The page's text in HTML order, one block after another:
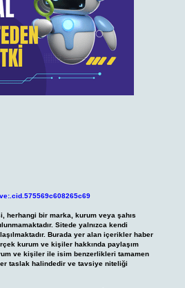
herhangi bir marka, kurum veya şahıs
Sitede yalnızca kendi
Burada yer alan içerikler haber
kurum ve kişiler hakkında paylaşım
ve kişiler ile isim benzerlikleri tamamen
taslak halindedir ve tavsiye niteliği